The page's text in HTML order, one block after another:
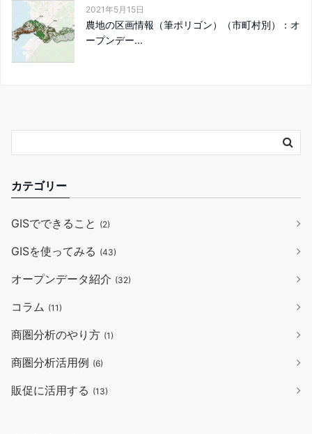
2021年5月15日
農地の区画情報（筆ポリゴン）（市町村別）：オ
ープンデー...
カテゴリー
GISでできること (2)
GISを使ってみる (43)
オープンデータ紹介 (32)
コラム (11)
商圏分析のやり方 (1)
商圏分析活用例 (6)
販促に活用する (13)